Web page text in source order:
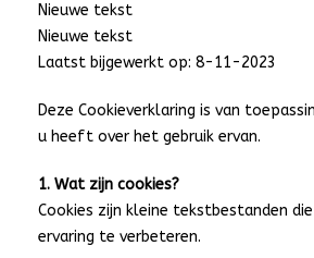
Nieuwe tekst
Nieuwe tekst
Laatst bijgewerkt op: 8-11-2023
Deze Cookieverklaring is van
u heeft over het gebruik ervan.
1. Wat zijn cookies?
Cookies zijn kleine tekstbestanden
ervaring te verbeteren.